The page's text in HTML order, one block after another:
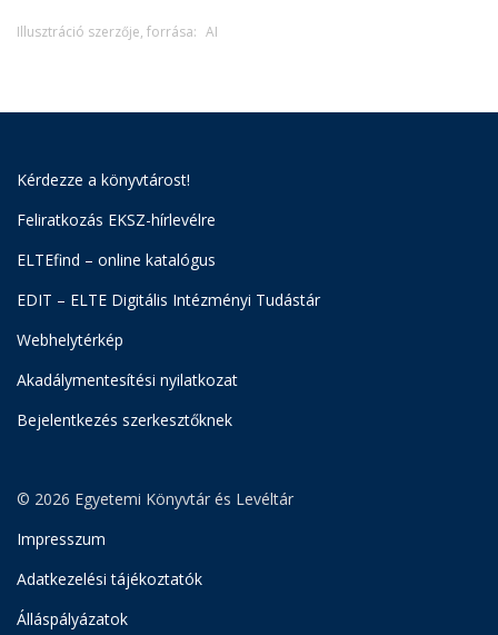
Illusztráció szerzője, forrása: AI
Kérdezze a könyvtárost!
Feliratkozás EKSZ-hírlevélre
ELTEfind – online katalógus
EDIT – ELTE Digitális Intézményi Tudástár
Webhelytérkép
Akadálymentesítési nyilatkozat
Bejelentkezés szerkesztőknek
© 2026 Egyetemi Könyvtár és Levéltár
Impresszum
Adatkezelési tájékoztatók
Álláspályázatok